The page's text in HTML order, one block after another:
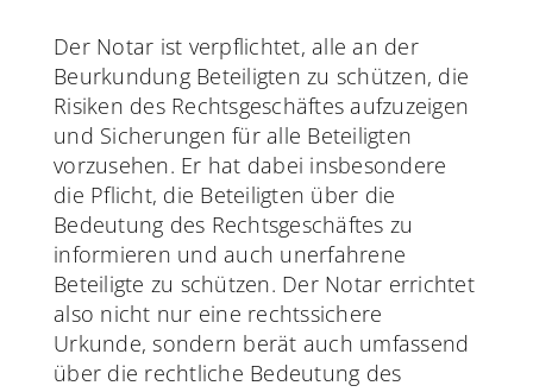
Der Notar ist verpflichtet, alle an der
Beurkundung Beteiligten zu schützen, die
Risiken des Rechtsgeschäftes aufzuzeigen
und Sicherungen für alle Beteiligten
vorzusehen. Er hat dabei insbesondere
die Pflicht, die Beteiligten über die
Bedeutung des Rechtsgeschäftes zu
informieren und auch unerfahrene
Beteiligte zu schützen. Der Notar errichtet
also nicht nur eine rechtssichere
Urkunde, sondern berät auch umfassend
über die rechtliche Bedeutung des